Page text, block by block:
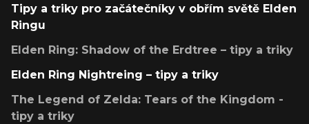
Tipy a triky pro začátečníky v obřím světě Elden
Ringu
Elden Ring: Shadow of the Erdtree – tipy a triky
Elden Ring Nightreing – tipy a triky
The Legend of Zelda: Tears of the Kingdom -
tipy a triky